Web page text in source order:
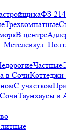
ФЗ-214
Трехкомнатные
В центре
Метелеваул.
Частные
в Сочи
С участком
Таунхаусы в